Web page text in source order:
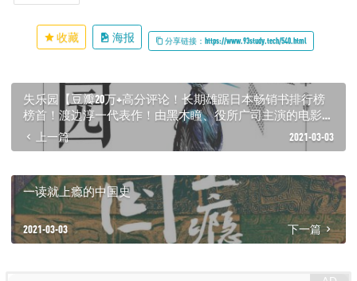
收藏 海报 分享链接：https://www.93study.tech/540.html
失乐园【豆瓣20万+高分评论！长期雄踞日本畅销书排行榜
榜首！渡边淳一代表作！由黑木瞳、役所广司主演的电影引
发“失乐园”热！】
上一篇 2021-03-03
一读就上瘾的中国史
2021-03-03 下一篇